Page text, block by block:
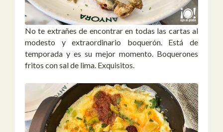
No te extrañes de encontrar en todas las cartas al
modesto y extraordinario boquerón. Está de
temporada y es su mejor momento. Boquerones
fritos con sal de lima. Exquisitos.